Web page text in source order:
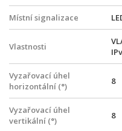
Místní signalizace
Vlastnosti
Vyzařovací úhel
horizontální (°)
8
Vyzařovací úhel
vertikální (°)
8